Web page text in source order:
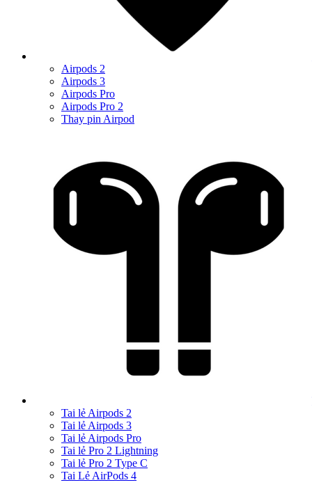
Airpods 2
Airpods 3
Airpods Pro
Airpods Pro 2
Thay pin Airpod
Tai lẻ Airpods 2
Tai lẻ Airpods 3
Tai lẻ Airpods Pro
Tai lẻ Pro 2 Lightning
Tai lẻ Pro 2 Type C
Tai Lẻ AirPods 4